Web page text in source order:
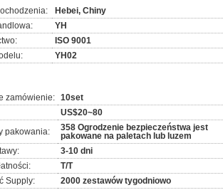
Hebei, Chiny
YH
ISO 9001
YH02
zamówienie: 10set
US$20~80
pakowania:
358 Ogrodzenie bezpieczeństwa jest
pakowane na paletach lub luzem
3-10 dni
T/T
Supply:
2000 zestawów tygodniowo